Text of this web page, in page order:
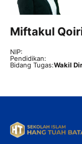
Miftakul
NIP:
Pendidikan:
Bidang Tugas:Wakil